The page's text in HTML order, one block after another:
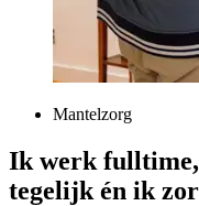
Mantelzorg
Ik werk fulltime,
tegelijk én ik